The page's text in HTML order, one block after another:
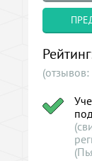
(отзывов: